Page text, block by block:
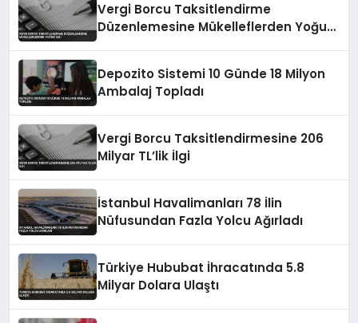
Vergi Borcu Taksitlendirme
Düzenlemesine Mükelleflerden Yoğun
Depozito Sistemi 10 Günde 18 Milyon
Ambalaj Topladı
Vergi Borcu Taksitlendirmesine 206
Milyar TL’lik İlgi
İstanbul Havalimanları 78 İlin
Nüfusundan Fazla Yolcu Ağırladı
Türkiye Hububat İhracatında 5.8
Milyar Dolara Ulaştı